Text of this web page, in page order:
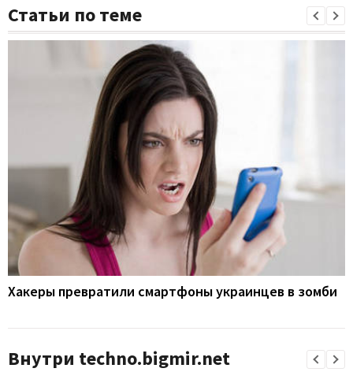
Статьи по теме
Хакеры превратили смартфоны украинцев в зомби
Внутри techno.bigmir.net